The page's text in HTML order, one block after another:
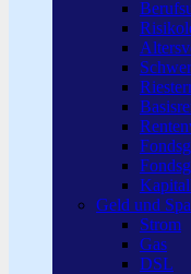
Geld und
Strom
Gas
DSL